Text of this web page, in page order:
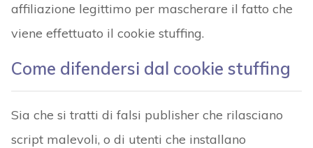
affiliazione legittimo per mascherare il fatto che
viene effettuato il cookie stuffing.
Come difendersi dal cookie stuffing
Sia che si tratti di falsi publisher che rilasciano
script malevoli, o di utenti che installano